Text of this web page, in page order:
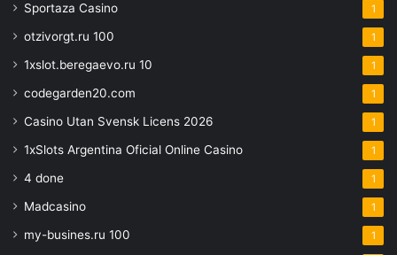
Sportaza Casino 1
otzivorgt.ru 100 1
1xslot.beregaevo.ru 10 1
codegarden20.com 1
Casino Utan Svensk Licens 2026 1
1xSlots Argentina Oficial Online Casino 1
4 done 1
Madcasino 1
my-busines.ru 100 1